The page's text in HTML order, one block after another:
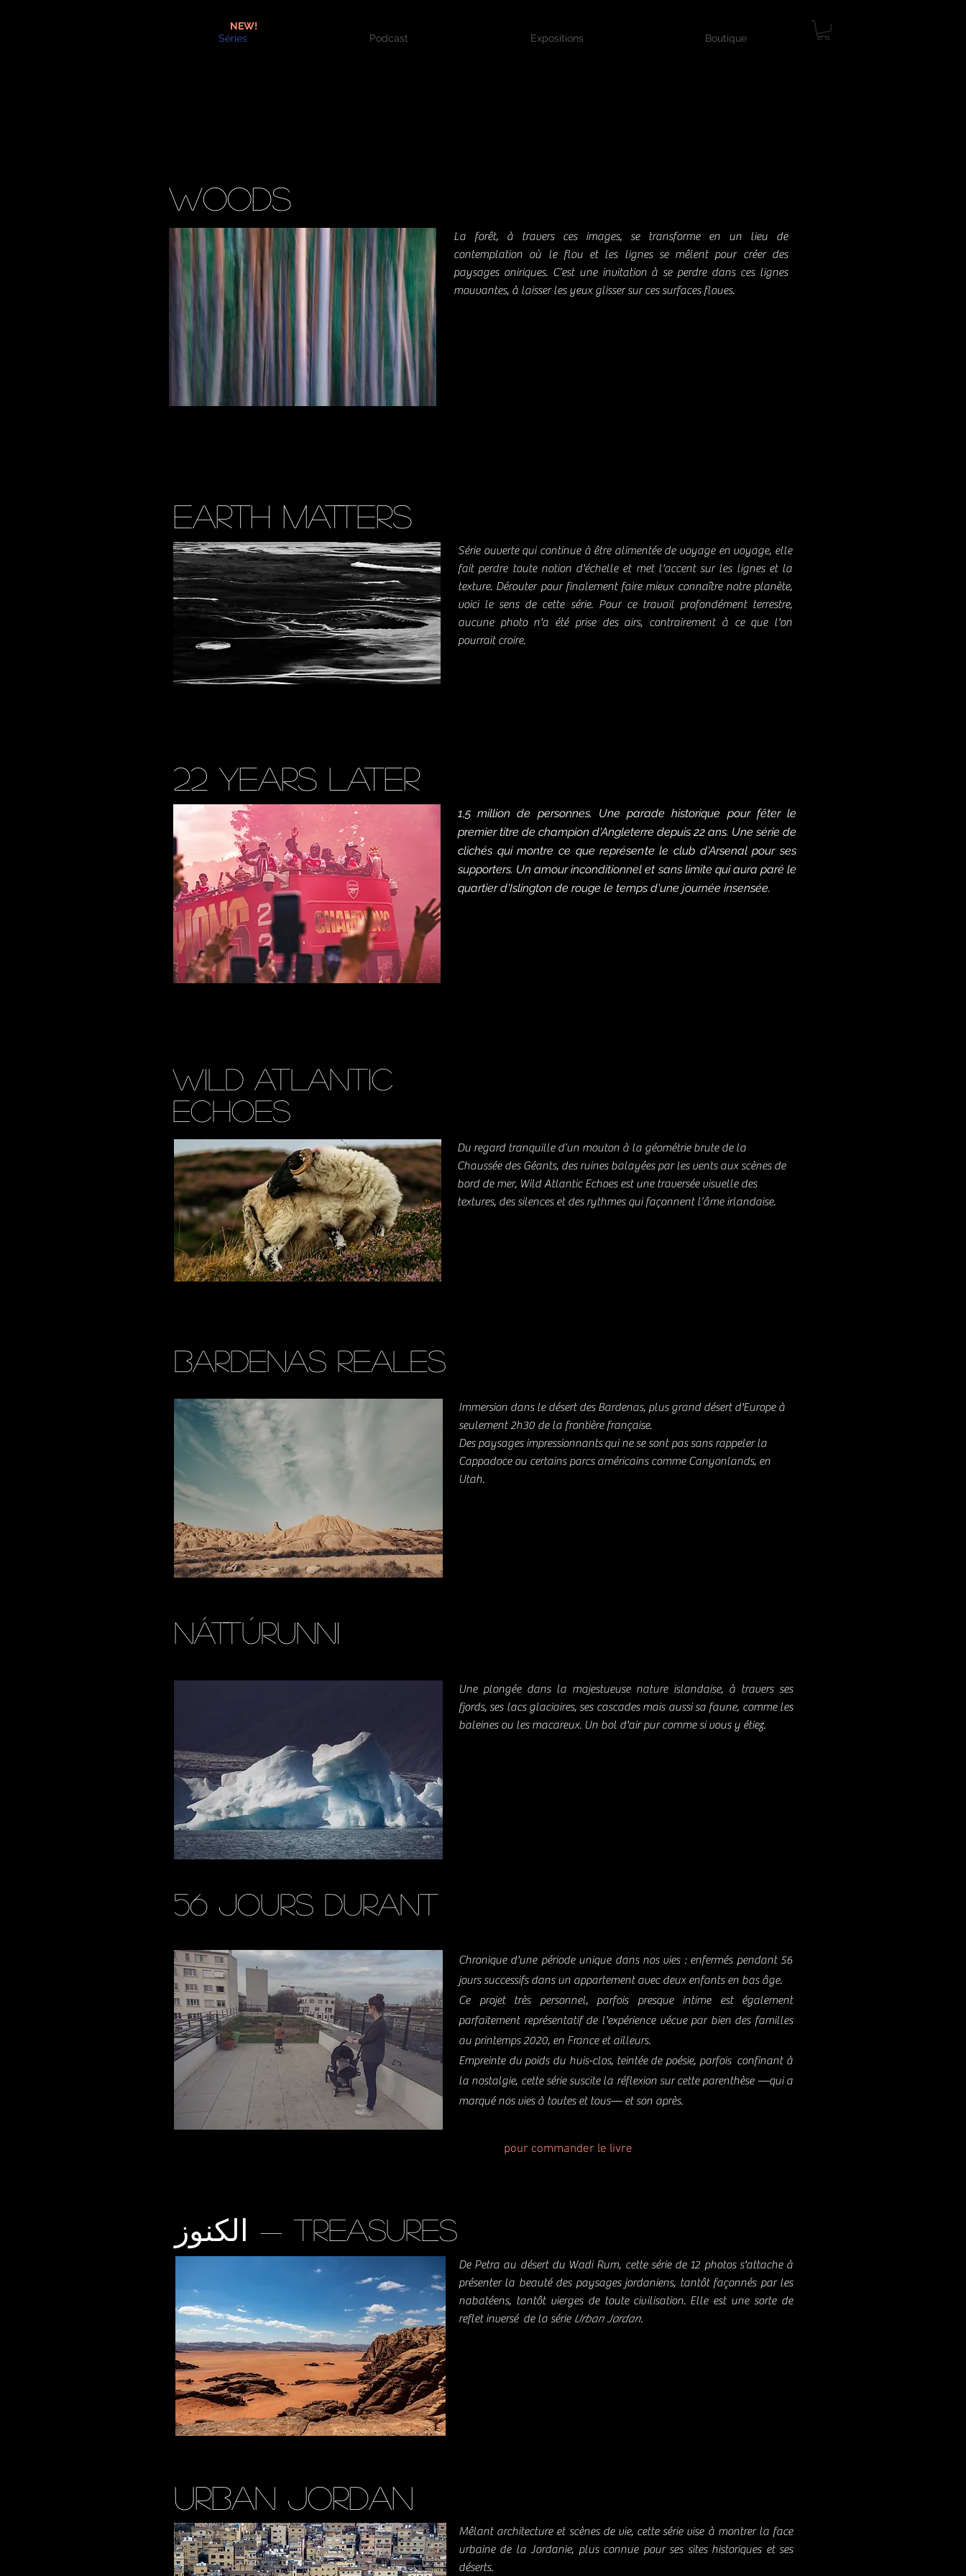
Séries Podcast Expositions Boutique
NEW!
Woods
La forêt, à travers ces images, se transforme en un lieu de
contemplation où le flou et les lignes se mêlent pour créer des
paysages oniriques. C’est une invitation à se perdre dans ces lignes
mouvantes, à laisser les yeux glisser sur ces surfaces floues.
earth MATTERS
Série ouverte qui continue à être alimentée de voyage en voyage, elle
fait perdre toute notion d'échelle et met l'accent sur les lignes et la
texture. Dérouter pour finalement faire mieux connaître notre planète,
voici le sens de cette série. Pour ce travail profondément terrestre,
aucune photo n'a été prise des airs, contrairement à ce que l'on
pourrait croire.
22 years later
1,5 million de personnes. Une parade historique pour fêter le
premier titre de champion d'Angleterre depuis 22 ans. Une série de
clichés qui montre ce que représente le club d'Arsenal pour ses
supporters. Un amour inconditionnel et sans limite qui aura paré le
quartier d'Islington de rouge le temps d'une journée insensée.
Wild Atlantic
echoes
Du regard tranquille d’un mouton à la géométrie brute de la
Chaussée des Géants, des ruines balayées par les vents aux scènes de
bord de mer, Wild Atlantic Echoes est une traversée visuelle des
textures, des silences et des rythmes qui façonnent l’âme irlandaise.
Bardenas Reales
Immersion dans le désert des Bardenas, plus grand désert d'Europe à
seulement 2h30 de la frontière française.
Des paysages impressionnantsqui ne se sont pas sans rappeler la
Cappadoce ou certains parcs américains comme Canyonlands, en
Utah.
náttúrunni
Une plongée dans la majestueuse nature islandaise, à travers ses
fjords, ses lacs glaciaires, ses cascades mais aussi sa faune, comme les
baleines ou les macareux. Un bol d'air pur comme si vous y étiez.
56 jours durant
Chronique d'une période unique dans nos vies : enfermés pendant 56
jours successifs dans un appartement avec deux enfants en bas âge.
Ce projet très personnel, parfois presque intime est également
parfaitement représentatif de l'expérience vécue par bien des familles
au printemps 2020, en France et ailleurs.
Empreinte du poids du huis-clos, teintée de poésie, parfois confinant à
la nostalgie, cette série suscite la réflexion sur cette parenthèse —qui a
marqué nos vies à toutes et tous— et son après.
pour commander le livre
الكنوز — Treasures
De Petra au désert du Wadi Rum, cette série de 12 photos s'attache à
présenter la beauté des paysages jordaniens, tantôt façonnés par les
nabatéens, tantôt vierges de toute civilisation. Elle est une sorte de
reflet inversé de la série Urban Jordan.
Urban Jordan
Mêlant architecture et scènes de vie, cette série vise à montrer la face
urbaine de la Jordanie, plus connue pour ses sites historiques et ses
déserts.